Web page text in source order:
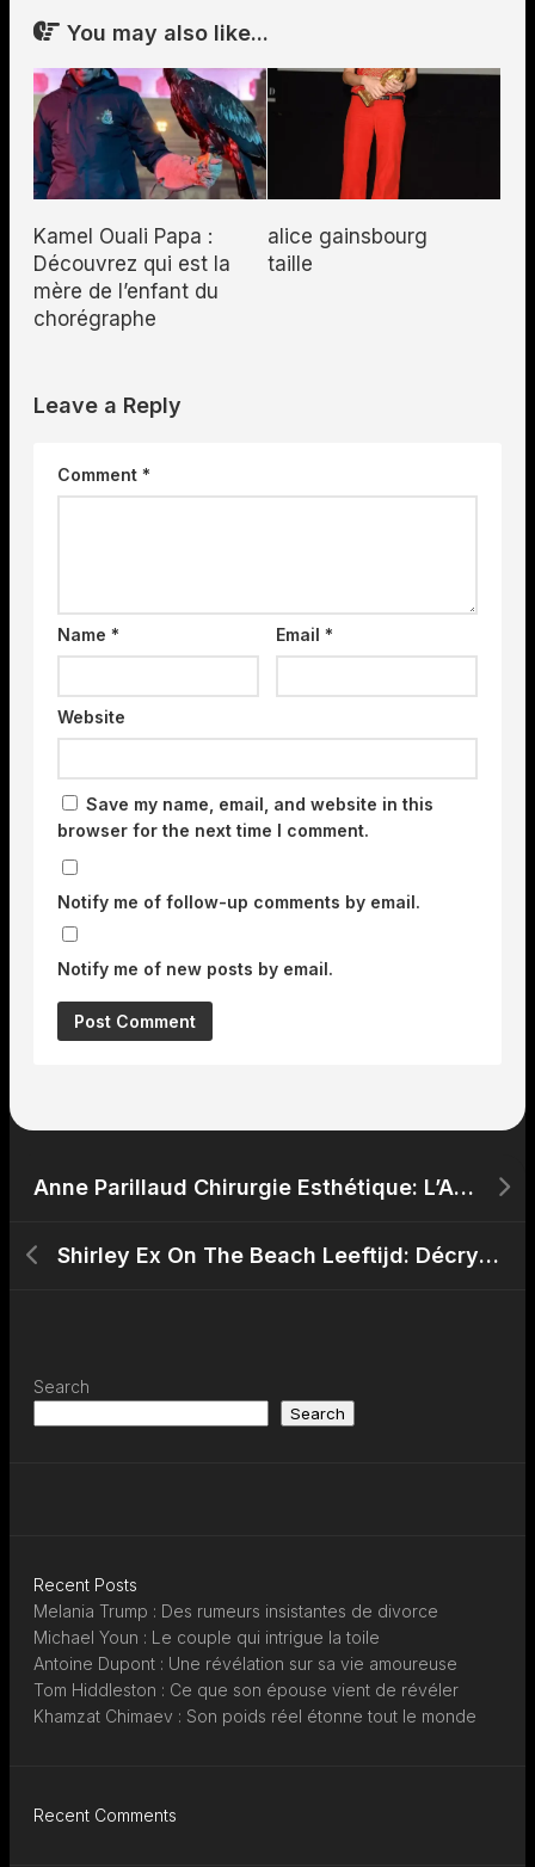
You may also like...
Kamel Ouali Papa :
Découvrez qui est la
mère de l’enfant du
chorégraphe
alice gainsbourg
taille
Leave a Reply
Comment *
Name * Email*
Website
Save my name, email, and website in this
browser for the next time I comment.
Notify me of follow-up comments by email.
Notify me of new posts by email.
Anne Parillaud Chirurgie Esthétique: L’Actrice Assume ses Choix
Shirley Ex On The Beach Leeftijd: Décryptage de la Polémique
Search
Search
Recent Posts
Melania Trump : Des rumeurs insistantes de divorce
Michael Youn : Le couple qui intrigue la toile
Antoine Dupont : Une révélation sur sa vie amoureuse
Tom Hiddleston : Ce que son épouse vient de révéler
Khamzat Chimaev : Son poids réel étonne tout le monde
Recent Comments